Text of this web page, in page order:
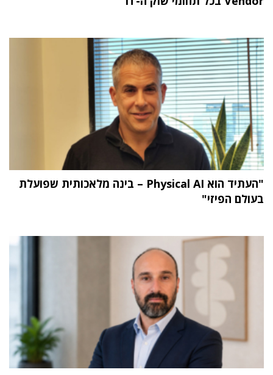
"העתיד הוא Physical AI – בינה מלאכותית שפועלת
בעולם הפיזי"